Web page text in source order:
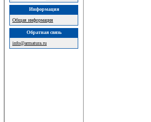
Информация
Общая информация
Обратная связь
info@armatura.ru